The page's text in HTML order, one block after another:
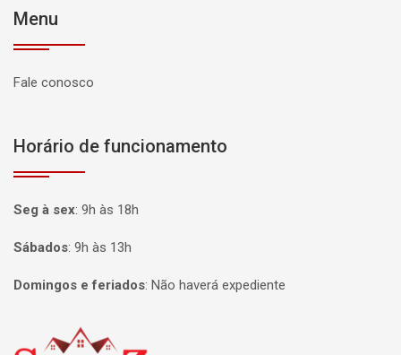
Menu
Fale conosco
Horário de funcionamento
Seg à sex: 9h às 18h
Sábados: 9h às 13h
Domingos e feriados: Não haverá expediente
Página inicial